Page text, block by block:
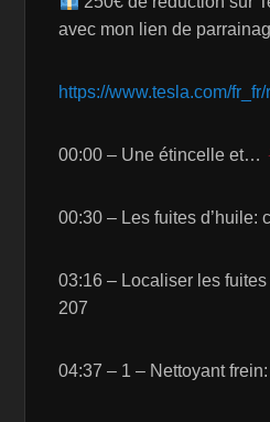
avec mon lien de
https://www.tesla.com/
00:00 – Une étincelle et…
00:30 – Les fuites d’huile:
03:16 – Localiser les
207
04:37 – 1 – Nettoyant